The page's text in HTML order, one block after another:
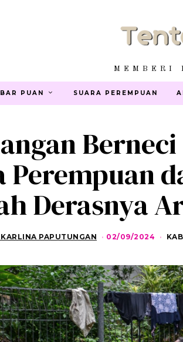
MEMBERI
PUAN SUARA PEREMPUAN
Berneci
Perempuan
Derasnya
PAPUTUNGAN 02/09/2024 0
0
9
/
2
0
2
4